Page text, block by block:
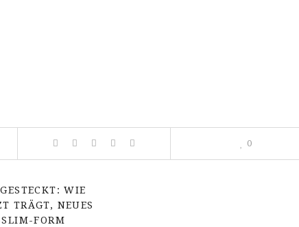
0
WIE
TRÄGT, NEUES
FORM